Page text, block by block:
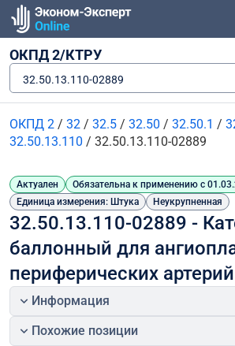
ОКПД 2/КТРУ
32.50.13.110-02889
ОКПД 2 / 32 / 32.5 / 32.50 / 32.50.1 /
32.50.13.110 / 32.50.13.110-02889
Актуален
Обязательна к применению с
Единица измерения: Штука
Неукрупненная
32.50.13.110-02889 -
баллонный для
периферических артерий
Информация
Похожие позиции